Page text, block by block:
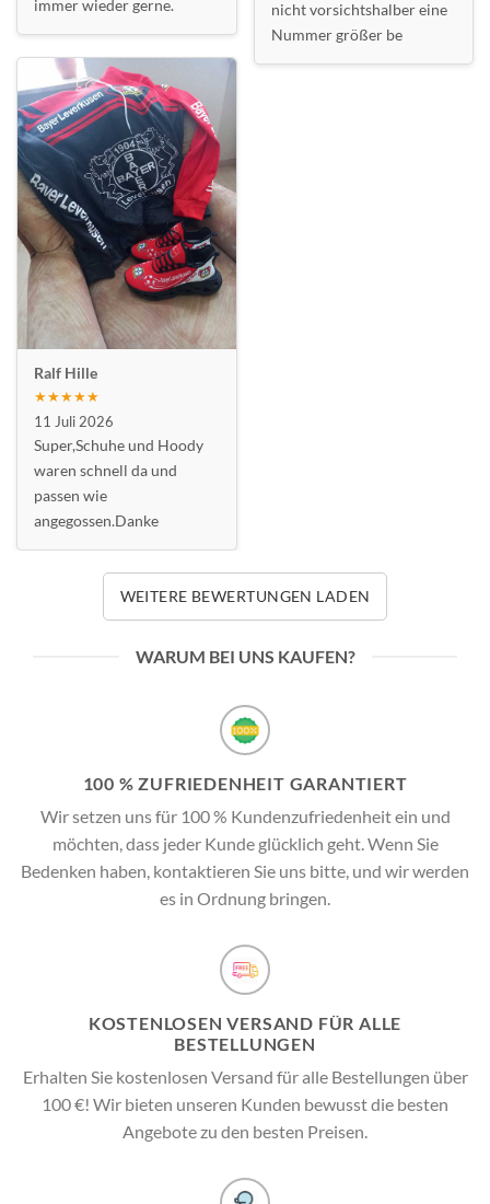
immer wieder gerne.
Ralf Hille
★★★★★
11 Juli 2026
Super,Schuhe und Hoody
waren schnell da und
passen wie
angegossen.Danke
nicht vorsichtshalber eine
Nummer größer be
WEITERE BEWERTUNGEN LADEN
WARUM BEI UNS KAUFEN?
100 % ZUFRIEDENHEIT GARANTIERT
Wir setzen uns für 100 % Kundenzufriedenheit ein und
möchten, dass jeder Kunde glücklich geht. Wenn Sie
Bedenken haben, kontaktieren Sie uns bitte, und wir werden
es in Ordnung bringen.
KOSTENLOSEN VERSAND FÜR ALLE
BESTELLUNGEN
Erhalten Sie kostenlosen Versand für alle Bestellungen über
100 €! Wir bieten unseren Kunden bewusst die besten
Angebote zu den besten Preisen.